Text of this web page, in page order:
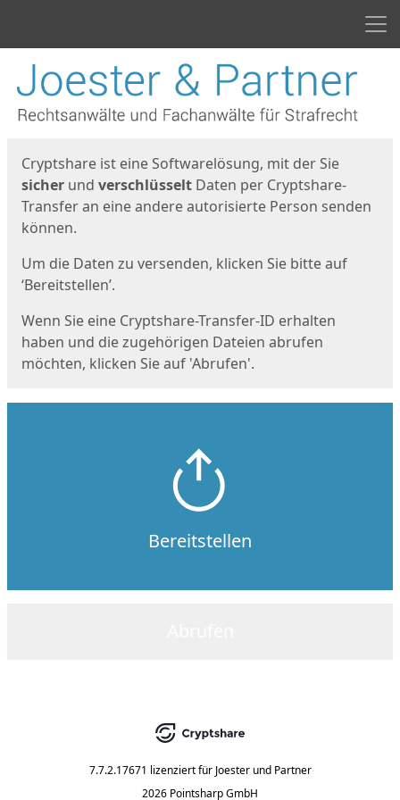
Start
Cryptshare ist eine Softwarelösung, mit der Sie
sicher und verschlüsselt Daten per Cryptshare-
Transfer an eine andere autorisierte Person senden
können.
Um die Daten zu versenden, klicken Sie bitte auf
‘Bereitstellen’.
Wenn Sie eine Cryptshare-Transfer-ID erhalten
haben und die zugehörigen Dateien abrufen
möchten, klicken Sie auf 'Abrufen'.
Bereitstellen
7.7.2.17671 lizenziert für Joester und Partner
2026 Pointsharp GmbH